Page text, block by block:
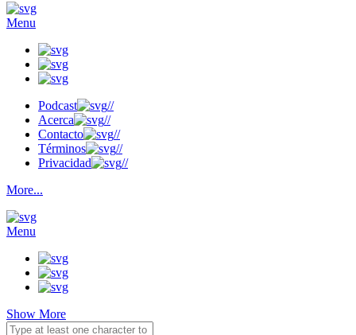
Menu
Podcast
//
Acerca
//
Contacto
//
Términos
//
Privacidad
//
More...
Menu
Show More